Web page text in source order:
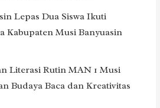
Lepas Dua Siswa Ikuti
Kabupaten Musi Banyuasin
Literasi Rutin MAN 1 Musi
Budaya Baca dan Kreativitas